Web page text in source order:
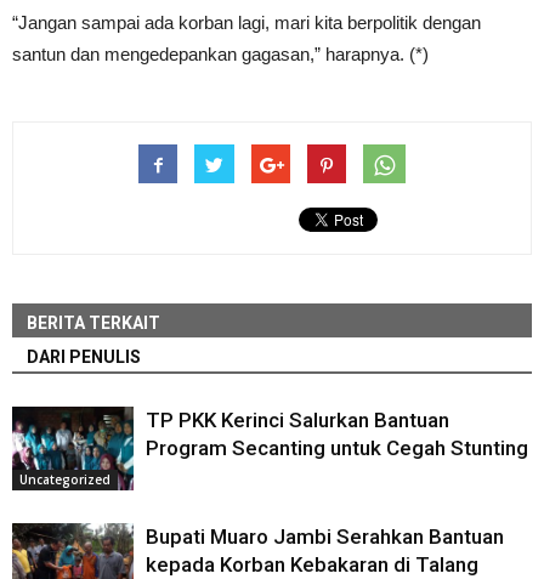
“Jangan sampai ada korban lagi, mari kita berpolitik dengan
santun dan mengedepankan gagasan,” harapnya. (*)
BERITA TERKAIT
DARI PENULIS
Uncategorized
TP PKK Kerinci Salurkan Bantuan
Program Secanting untuk Cegah Stunting
Bupati Muaro Jambi Serahkan Bantuan
kepada Korban Kebakaran di Talang